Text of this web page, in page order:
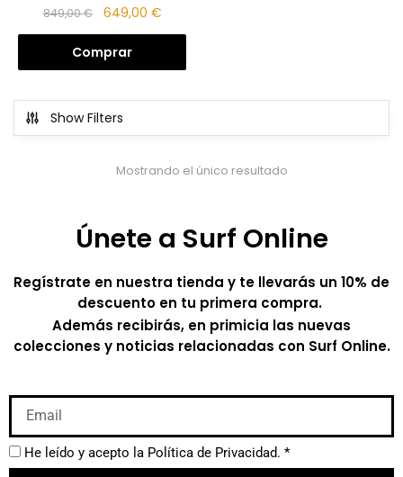
849,00€ 649,00 €
Comprar
Show Filters
Mostrando el único resultado
Únete a Surf Online
Regístrate en nuestra tienda y te llevarás un 10% de
descuento en tu primera compra.
Además recibirás, en primicia las nuevas
colecciones y noticias relacionadas con Surf Online.
He leído y acepto la Política de Privacidad. *